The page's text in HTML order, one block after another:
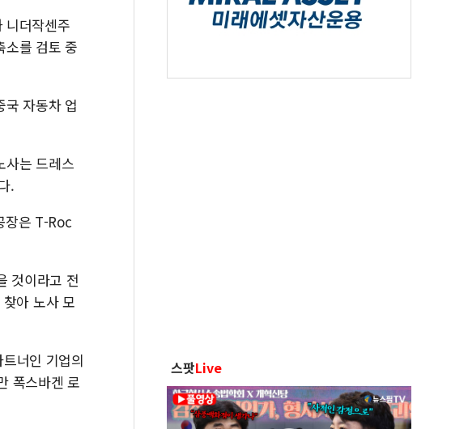
니더작센주
소를 검토 중
국 자동차 업
사는 드레스
.
장은 T-Roc
것이라고 전
아 노사 모
너인 기업의
폭스바겐 로
스팟Live